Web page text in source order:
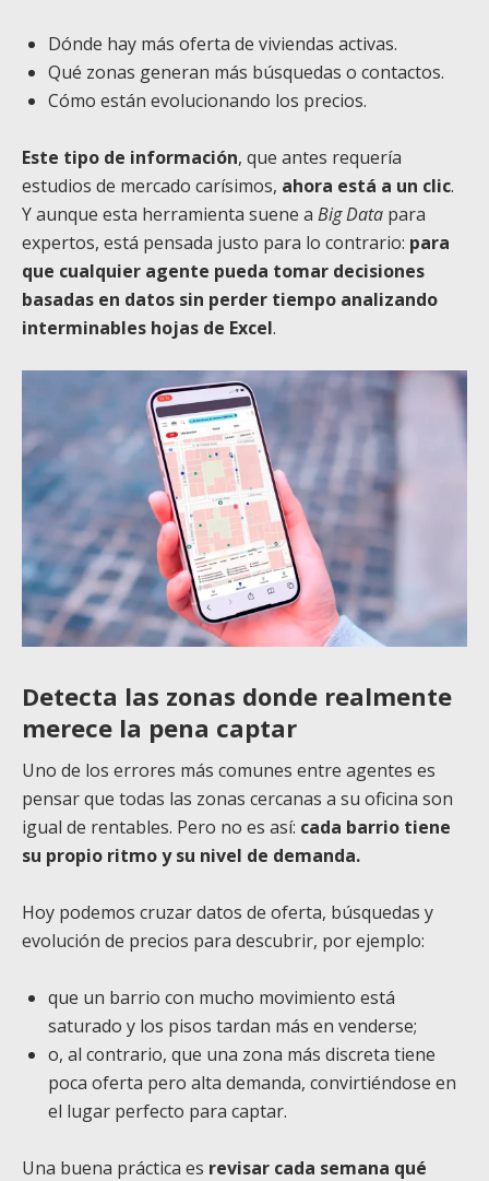
Dónde hay más oferta de viviendas activas.
Qué zonas generan más búsquedas o contactos.
Cómo están evolucionando los precios.
Este tipo de información, que antes requería
estudios de mercado carísimos, ahora está a un clic.
Y aunque esta herramienta suene a Big Data para
expertos, está pensada justo para lo contrario: para
que cualquier agente pueda tomar decisiones
basadas en datos sin perder tiempo analizando
interminables hojas de Excel.
Detecta las zonas donde realmente
merece la pena captar
Uno de los errores más comunes entre agentes es
pensar que todas las zonas cercanas a su oficina son
igual de rentables. Pero no es así: cada barrio tiene
su propio ritmo y su nivel de demanda.
Hoy podemos cruzar datos de oferta, búsquedas y
evolución de precios para descubrir, por ejemplo:
que un barrio con mucho movimiento está
saturado y los pisos tardan más en venderse;
o, al contrario, que una zona más discreta tiene
poca oferta pero alta demanda, convirtiéndose en
el lugar perfecto para captar.
Una buena práctica es revisar cada semana qué